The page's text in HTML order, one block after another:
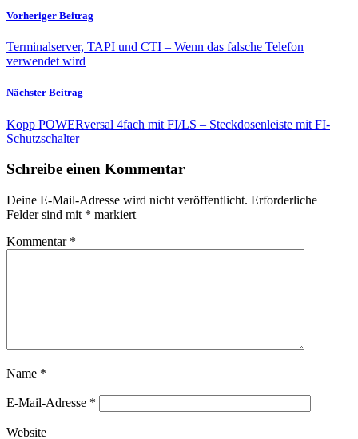
Vorheriger Beitrag
Terminalserver, TAPI und CTI – Wenn das falsche Telefon
verwendet wird
Nächster Beitrag
Kopp POWERversal 4fach mit FI/LS – Steckdosenleiste mit FI-
Schutzschalter
Schreibe einen Kommentar
Deine E-Mail-Adresse wird nicht veröffentlicht. Erforderliche
Felder sind mit * markiert
Kommentar *
Name *
E-Mail-Adresse *
Website